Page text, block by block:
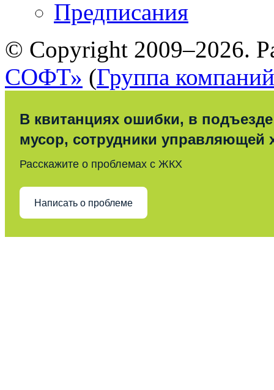
Предписания
© Copyright 2009–2026.
СОФТ» (Группа
В квитанциях ошибки, в подъезде
мусор, сотрудники управляющей
Расскажите о проблемах с ЖКХ
Написать о проблеме